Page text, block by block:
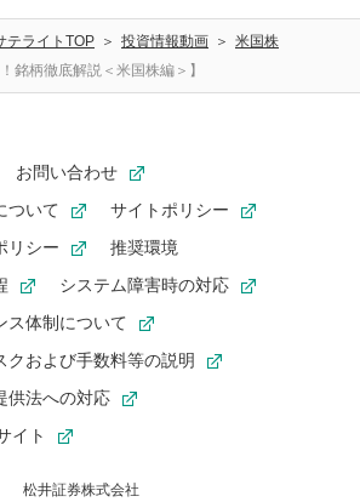
格権を行使しないことに同意します。利
メントは、当社サービスの広告・宣伝、
、印刷物・WEBサイト・SNS等に掲載す
。
テライトTOP 投資情報動画
米国株
銘柄徹底解説＜米国株編＞】
お問い合わせ
ついて
サイトポリシー
リシー
推奨環境
システム障害時の対応
ス体制について
クおよび手数料等の説明
供法への対応
イト
松井証券株式会社